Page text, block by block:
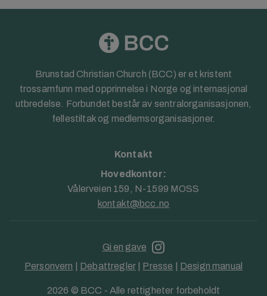
Brunstad Christian Church (BCC) er et kristent
trossamfunn med opprinnelse i Norge og internasjonal
utbredelse. Forbundet består av sentralorganisasjonen,
fellestiltak og medlemsorganisasjoner.
Kontakt
Hovedkontor:
Vålerveien 159, N-1599 MOSS
kontakt@bcc.no
Personvern Debattregler| Presse Design manual
2026 © BCC - Alle rettigheter forbeholdt
Gi en gave